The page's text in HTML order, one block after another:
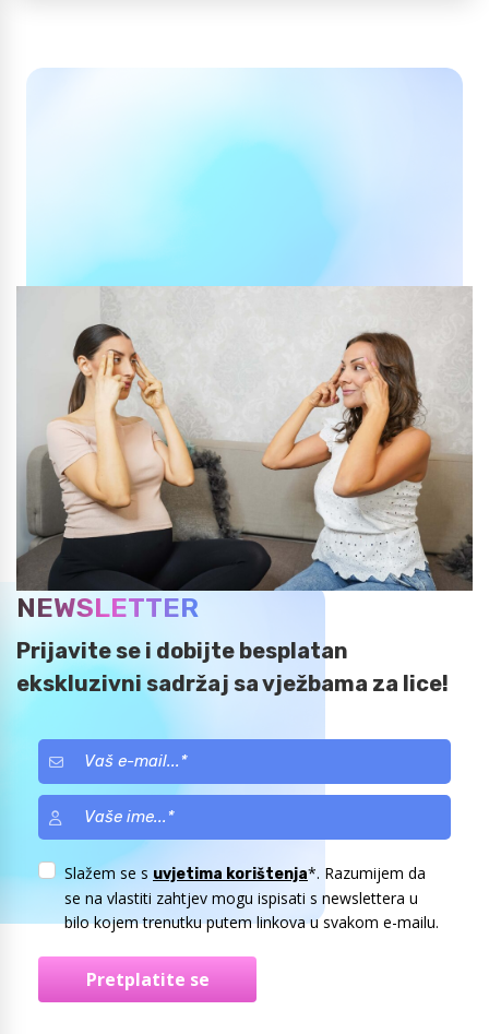
NEWSLETTER
Prijavite se i dobijte besplatan
ekskluzivni sadržaj sa vježbama za lice!
Slažem se s uvjetima korištenja*. Razumijem da
se na vlastiti zahtjev mogu ispisati s newslettera u
bilo kojem trenutku putem linkova u svakom e-mailu.
Pretplatite se